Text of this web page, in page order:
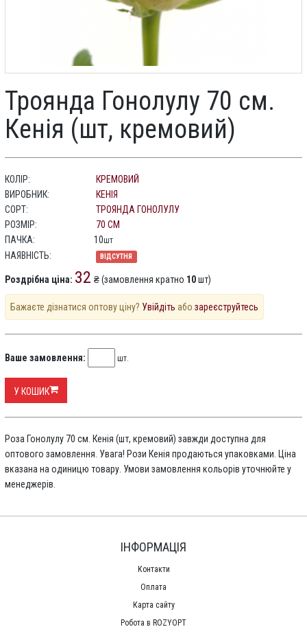
Троянда Гонолулу 70 см.
Кенія (шт, кремовий)
КОЛІР:
КРЕМОВИЙ
ВИРОБНИК:
КЕНІЯ
СОРТ:
ТРОЯНДА ГОНОЛУЛУ
РОЗМІР:
70 СМ
ПАЧКА:
10шт
НАЯВНІСТЬ: ВІДСУТНЯ
Роздрібна ціна: 32 ₴ (замовлення кратно 10шт)
Бажаєте дізнатися оптову ціну? Увійдіть або зареєструйтесь
Ваше замовлення: шт.
У КОШИК
Роза Гонолулу 70 см. Кенія (шт, кремовий) завжди доступна для
оптового замовлення. Увага! Рози Кенія продаються упаковками. Ціна
вказана на одиницю товару. Умови замовлення кольорів уточнюйте у
менеджерів.
ІНФОРМАЦІЯ
Контакти
Оплата
Карта сайту
Робота в ROZYOPT